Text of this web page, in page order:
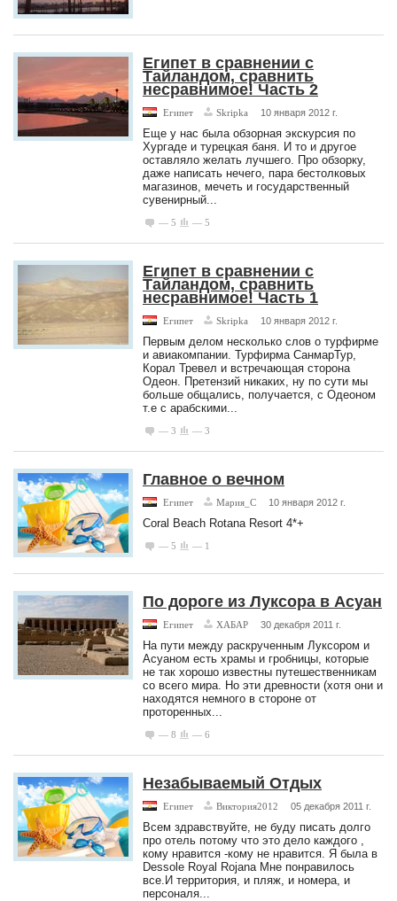
Египет в сравнении с
Тайландом, сравнить
несравнимое! Часть 2
Египет Skripka 10 января 2012 г.
Еще у нас была обзорная экскурсия по
Хургаде и турецкая баня. И то и другое
оставляло желать лучшего. Про обзорку,
даже написать нечего, пара бестолковых
магазинов, мечеть и государственный
сувенирный...
— 5 — 5
Египет в сравнении с
Тайландом, сравнить
несравнимое! Часть 1
Египет Skripka 10 января 2012 г.
Первым делом несколько слов о турфирме
и авиакомпании. Турфирма СанмарТур,
Корал Тревел и встречающая сторона
Одеон. Претензий никаких, ну по сути мы
больше общались, получается, с Одеоном
т.е с арабскими...
— 3 — 3
Главное о вечном
Египет Мария_С 10 января 2012 г.
Coral Beach Rotana Resort 4*+
— 5 — 1
По дороге из Луксора в Асуан
Египет ХАБАР 30 декабря 2011 г.
На пути между раскрученным Луксором и
Асуаном есть храмы и гробницы, которые
не так хорошо известны путешественникам
со всего мира. Но эти древности (хотя они и
находятся немного в стороне от
проторенных...
— 8 — 6
Незабываемый Отдых
Египет Виктория2012 05 декабря 2011 г.
Всем здравствуйте, не буду писать долго
про отель потому что это дело каждого ,
кому нравится -кому не нравится. Я была в
Dessole Royal Rojana Мне понравилось
все.И территория, и пляж, и номера, и
персоналя...